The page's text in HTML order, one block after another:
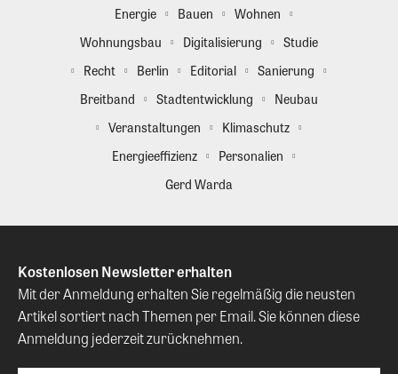
Energie Bauen
Wohnen
Wohnungsbau
Digitalisierung
Studie
Recht
Berlin Editorial
Sanierung
Breitband
Stadtentwicklung
Neubau
Veranstaltungen
Klimaschutz
Energieeffizienz
Personalien
Gerd Warda
Kostenlosen Newsletter erhalten
Mit der Anmeldung erhalten Sie regelmäßig die neusten
Artikel sortiert nach Themen per Email. Sie können diese
Anmeldung jederzeit zurücknehmen.